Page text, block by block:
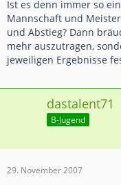
Ist es denn immer so
Mannschaft und
und Abstieg? Dann
mehr auszutragen,
jeweiligen Ergebnisse
dastalent71
B-Jugend
29. November 2007